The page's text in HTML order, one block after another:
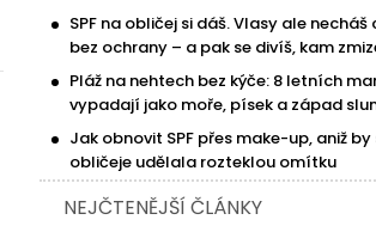
SPF na obličej si dáš. Vlasy ale
bez ochrany – a pak se divíš, kam
Pláž na nehtech bez kýče: 8 letních
vypadají jako moře, písek a západ
Jak obnovit SPF přes make-up, aniž by
obličeje udělala rozteklou omítku
NEJČTENĚJŠÍ ČLÁNKY